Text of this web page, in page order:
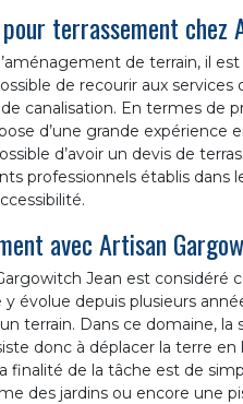
terrassement chez
de terrain, il
de recourir aux
canalisation. En termes de
d’une grande expérience
d’avoir un devis de
professionnels établis dans
avec Artisan
Jean est considéré
y évolue depuis plusieurs
terrain. Dans ce domaine,
donc à déplacer la terre
finalité de la tâche est de
des jardins ou encore une